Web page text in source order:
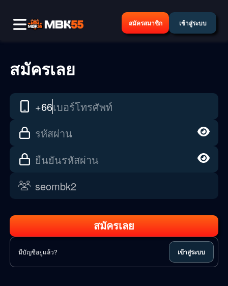
สมัครสมาชิก เข้าสู่ระบบ
สมัครเลย
+66เบอร์โทรศัพท์
รหัสผ่าน
ยืนยันรหัสผ่าน
สมัครเลย
มีบัญชีอยู่แล้ว? เข้าสู่ระบบ